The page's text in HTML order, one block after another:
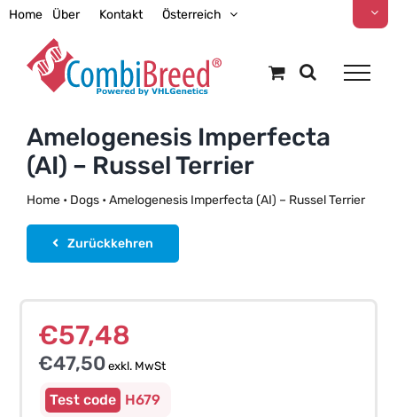
Zum
springen
Home Über Kontakt Österreich
Amelogenesis Imperfecta
(AI) – Russel Terrier
Home• Dogs• Amelogenesis Imperfecta (AI) – Russel Terrier
Zurückkehren
€57,48
€47,50exkl. MwSt
H679